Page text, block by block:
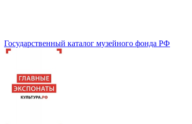
Государственный каталог музейного фонда РФ